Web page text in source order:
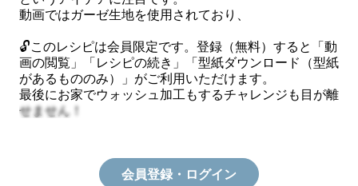
動画ではガーゼ生地を使用されており、
🔓このレシピは会員限定です。登録（無料）すると「動
画の閲覧」「レシピの続き」「型紙ダウンロード（型紙
があるもののみ）」がご利用いただけます。
最後にお家でウォッシュ加工もするチャレンジも目が離
せません！
会員登録・ログイン